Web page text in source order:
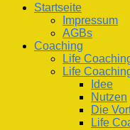
Startseite
Impressum
AGBs
Coaching
Life
Life
Idee
Nutzen
Die
Life